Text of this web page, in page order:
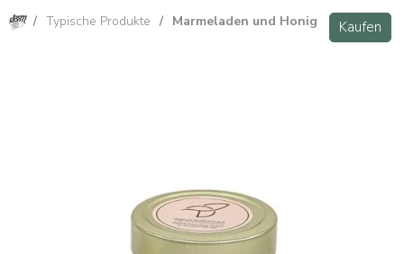
/ Typische Produkte / Marmeladen und Honig Kaufen
Extra Orangen- und Schokoladenmarmelade Kaufen